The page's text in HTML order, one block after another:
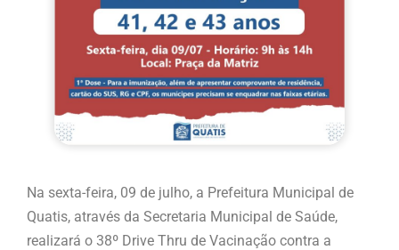
Na sexta-feira, 09 de julho, a Prefeitura Municipal de
Quatis, através da Secretaria Municipal de Saúde,
realizará o 38º Drive Thru de Vacinação contra a